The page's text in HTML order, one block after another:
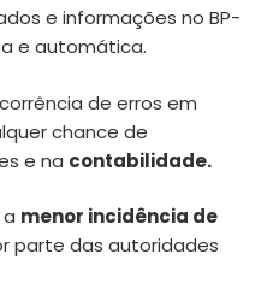
e informações no BP-
e automática.
de erros em
chance de
e na contabilidade.
menor incidência de
parte das autoridades